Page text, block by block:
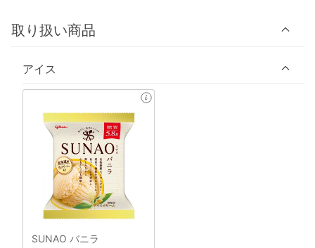
取り扱い商品
アイス
SUNAO バニラ